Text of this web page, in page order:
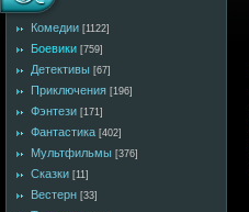
Комедии [1122]
Боевики [759]
Детективы [67]
Приключения [196]
Фэнтези [171]
Фантастика [402]
Мультфильмы [376]
Сказки [11]
Вестерн [33]